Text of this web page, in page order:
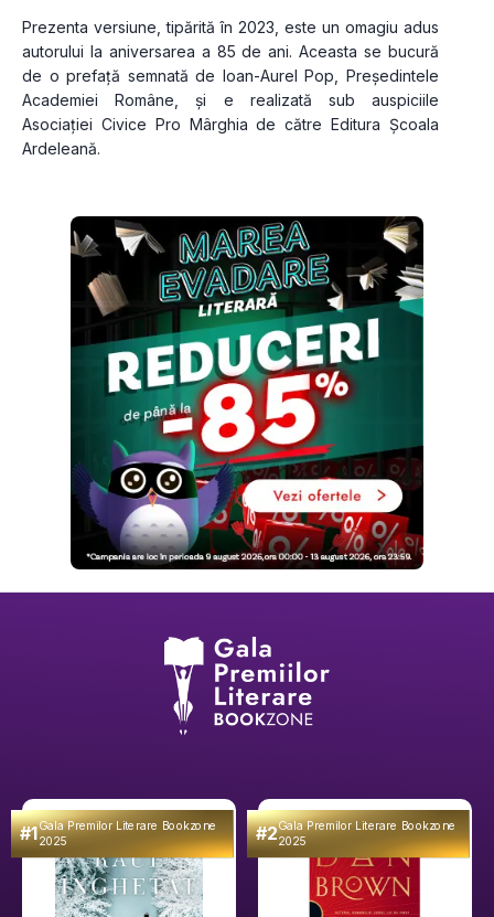
Prezenta versiune, tipărită în 2023, este un omagiu adus
autorului la aniversarea a 85 de ani. Aceasta se bucură
de o prefață semnată de Ioan­-Aurel Pop, Președintele
Academiei Române, și e realizată sub auspiciile
Asociației Civice Pro Mârghia de către Editura Școala
Ardeleană.
#1Gala Premilor Literare Bookzone
2025
#2Gala Premilor Literare Bookzone
2025